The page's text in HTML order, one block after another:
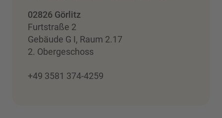
02826 Görlitz
Furtstraße 2
Gebäude G I, Raum 2.17
2. Obergeschoss
+49 3581 374-4259